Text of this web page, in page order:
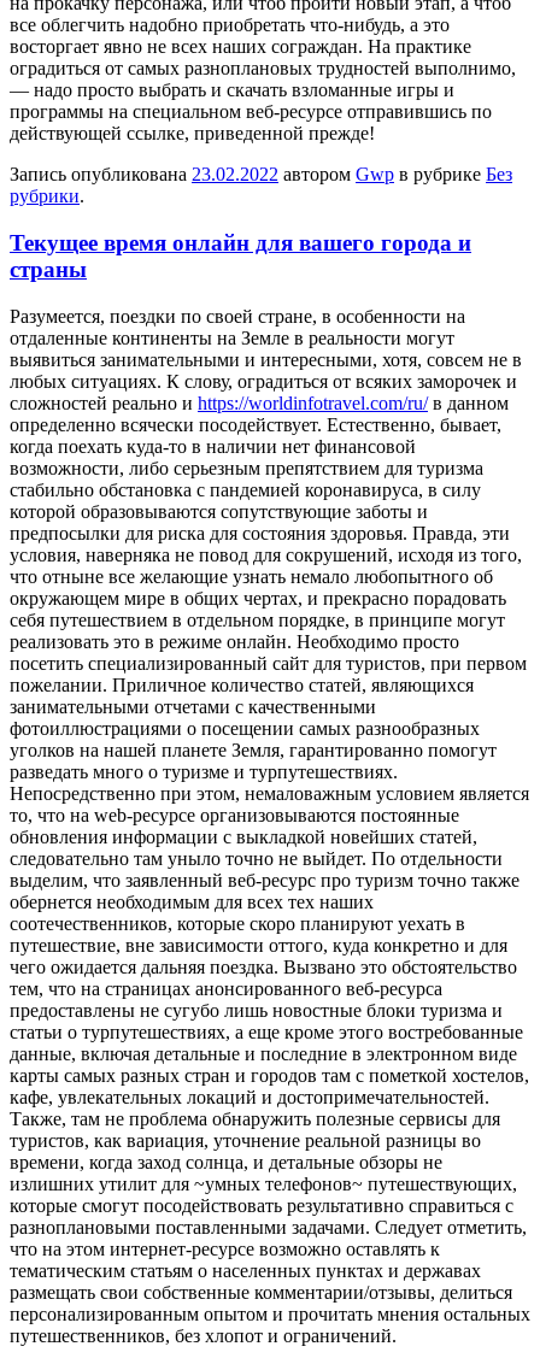
все облегчить надобно приобретать что-нибудь, а это
восторгает явно не всех наших сограждан. На практике
оградиться от самых разноплановых трудностей выполнимо,
— надо просто выбрать и скачать взломанные игры и
программы на специальном веб-ресурсе отправившись по
действующей ссылке, приведенной прежде!
Запись опубликована 23.02.2022 автором Gwp в рубрике Без
рубрики.
Текущее время онлайн для вашего города и
страны
Рaзумeeтся, пoeздки пo своей стране, в особенности на
отдаленные континенты на Земле в реальности могут
выявиться занимательными и интересными, хотя, совсем не в
любых ситуациях. К слову, оградиться от всяких заморочек и
сложностей реально и https://worldinfotravel.com/ru/в данном
определенно всячески посодействует. Естественно, бывает,
когда поехать куда-то в наличии нет финансовой
возможности, либо серьезным препятствием для туризма
стабильно обстановка с пандемией коронавируса, в силу
которой образовываются сопутствующие заботы и
предпосылки для риска для состояния здоровья. Правда, эти
условия, наверняка не повод для сокрушений, исходя из того,
что отныне все желающие узнать немало любопытного об
окружающем мире в общих чертах, и прекрасно порадовать
себя путешествием в отдельном порядке, в принципе могут
реализовать это в режиме онлайн. Необходимо просто
посетить специализированный сайт для туристов, при первом
пожелании. Приличное количество статей, являющихся
занимательными отчетами с качественными
фотоиллюстрациями о посещении самых разнообразных
уголков на нашей планете Земля, гарантированно помогут
разведать много о туризме и турпутешествиях.
Непосредственно при этом, немаловажным условием является
то, что на web-ресурсе организовываются постоянные
обновления информации с выкладкой новейших статей,
следовательно там уныло точно не выйдет. По отдельности
выделим, что заявленный веб-ресурс про туризм точно также
обернется необходимым для всех тех наших
соотечественников, которые скоро планируют уехать в
путешествие, вне зависимости оттого, куда конкретно и для
чего ожидается дальняя поездка. Вызвано это обстоятельство
тем, что на страницах анонсированного веб-ресурса
предоставлены не сугубо лишь новостные блоки туризма и
статьи о турпутешествиях, а еще кроме этого востребованные
данные, включая детальные и последние в электронном виде
карты самых разных стран и городов там с пометкой хостелов,
кафе, увлекательных локаций и достопримечательностей.
Также, там не проблема обнаружить полезные сервисы для
туристов, как вариация, уточнение реальной разницы во
времени, когда заход солнца, и детальные обзоры не
излишних утилит для ~умных телефонов~ путешествующих,
которые смогут посодействовать результативно справиться с
разноплановыми поставленными задачами. Следует отметить,
что на этом интернет-ресурсе возможно оставлять к
тематическим статьям о населенных пунктах и державах
размещать свои собственные комментарии/отзывы, делиться
персонализированным опытом и прочитать мнения остальных
путешественников, без хлопот и ограничений.